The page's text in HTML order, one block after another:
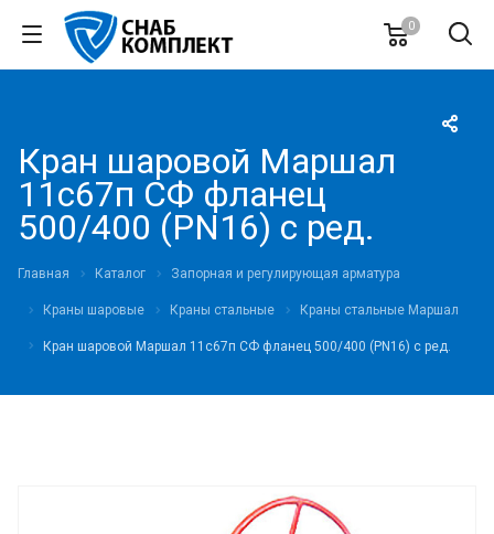
0
Кран шаровой Маршал
11с67п СФ фланец
500/400 (PN16) с ред.
Главная Каталог Запорная и регулирующая арматура
Краны шаровые Краны стальные Краны стальные Маршал
Кран шаровой Маршал 11с67п СФ фланец 500/400 (PN16) с ред.